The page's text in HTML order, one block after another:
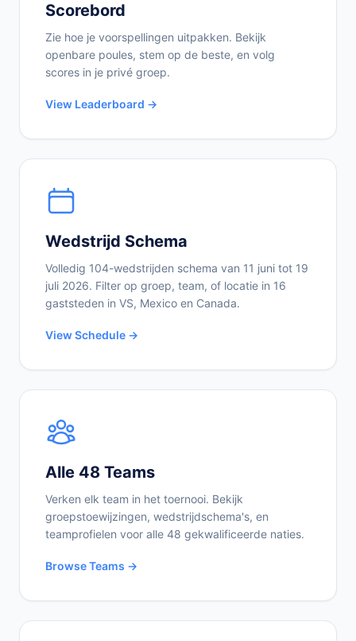
Scorebord
Zie hoe je voorspellingen uitpakken. Bekijk
openbare poules, stem op de beste, en volg
scores in je privé groep.
View Leaderboard →
Wedstrijd Schema
Volledig 104-wedstrijden schema van 11 juni tot 19
juli 2026. Filter op groep, team, of locatie in 16
gaststeden in VS, Mexico en Canada.
View Schedule →
Alle 48 Teams
Verken elk team in het toernooi. Bekijk
groepstoewijzingen, wedstrijdschema's, en
teamprofielen voor alle 48 gekwalificeerde naties.
Browse Teams →